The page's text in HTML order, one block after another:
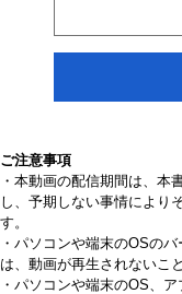
ご注意事項
・本動画の配信期間は、本
し、予期しない事情により
す。
・パソコンや端末のOSの
は、動画が再生されないこ
・パソコンや端末のOS、